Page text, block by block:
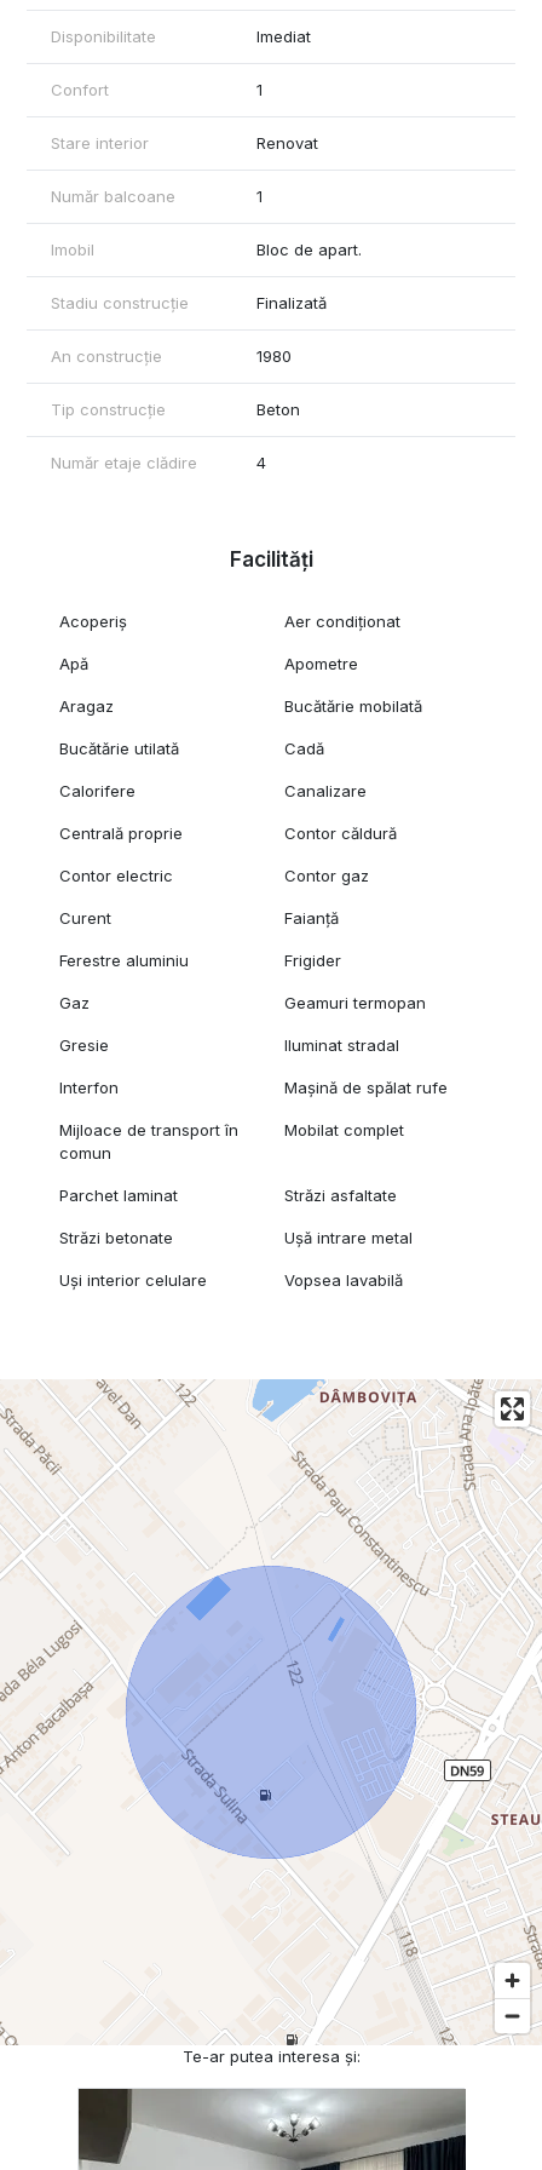
Disponibilitate Imediat
Confort 1
Stare interior Renovat
Număr balcoane 1
Imobil Bloc de apart.
Stadiu construcție Finalizată
An construcție 1980
Tip construcție Beton
Număr etaje clădire 4
Facilități
Acoperiș Aer condiționat
Apă Apometre
Aragaz Bucătărie mobilată
Bucătărie utilată Cadă
Calorifere Canalizare
Centrală proprie Contor căldură
Contor electric Contor gaz
Curent Faianță
Ferestre aluminiu Frigider
Gaz Geamuri termopan
Gresie Iluminat stradal
Interfon Mașină de spălat rufe
Mijloace de transport în
comun
Mobilat complet
Parchet laminat Străzi asfaltate
Străzi betonate Ușă intrare metal
Uși interior celulare Vopsea lavabilă
Te-ar putea interesa și: